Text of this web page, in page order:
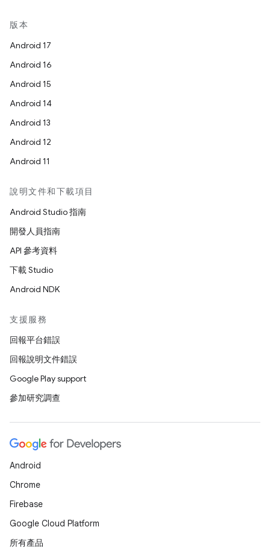
版本
Android 17
Android 16
Android 15
Android 14
Android 13
Android 12
Android 11
說明文件和下載項目
Android Studio 指南
開發人員指南
API 參考資料
下載 Studio
Android NDK
支援服務
回報平台錯誤
回報說明文件錯誤
Google Play support
參加研究調查
Android
Chrome
Firebase
Google Cloud Platform
所有產品